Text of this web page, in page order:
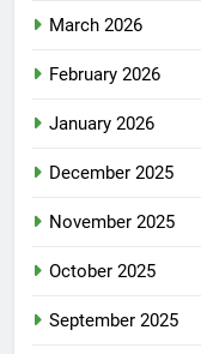
March 2026
February 2026
January 2026
December 2025
November 2025
October 2025
September 2025